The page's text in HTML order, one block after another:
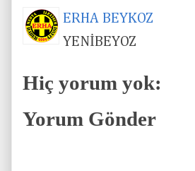
ERHA BEYKOZ
YENİBEYOZ
Hiç yorum yok:
Yorum Gönder